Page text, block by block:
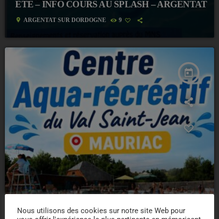
ETE – INFO COURS AU SPLASH – ARGENTAT
location_on ARGENTAT SUR DORDOGNE 9
today
Nous utilisons des cookies sur notre site Web pour